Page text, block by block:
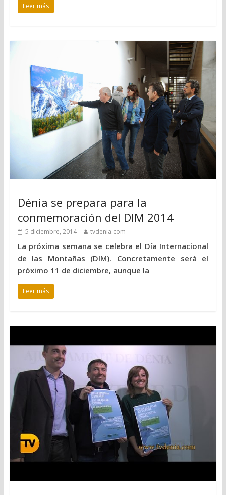
Leer más
Dénia se prepara para la
conmemoración del DIM 2014
5 diciembre, 2014 tvdenia.com
La próxima semana se celebra el Día Internacional
de las Montañas (DIM). Concretamente será el
próximo 11 de diciembre, aunque la
Leer más